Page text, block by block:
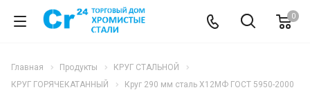
0
Главная Продукты
КРУГ СТАЛЬНОЙ
КРУГ ГОРЯЧЕКАТАННЫЙ
Круг 290 мм сталь Х12МФ ГОСТ 5950-2000